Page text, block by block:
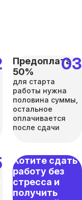
Предоплата
50%
для старта
работы нужна
половина суммы,
остальное
оплачивается
после сдачи
Хотите сдать
работу без
стресса и
получить